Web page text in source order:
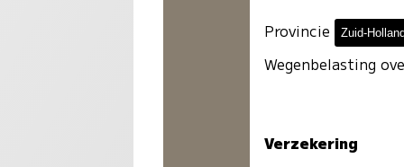
Provincie
Wegenbelasting
Verzekering